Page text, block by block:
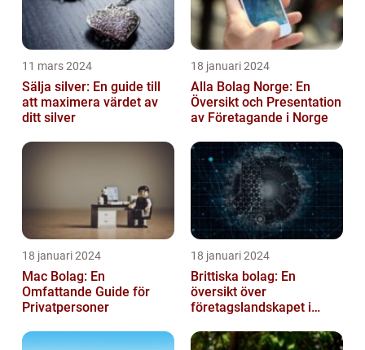
11 mars 2024
Sälja silver: En guide till
att maximera värdet av
ditt silver
18 januari 2024
Alla Bolag Norge: En
Översikt och Presentation
av Företagande i Norge
18 januari 2024
Mac Bolag: En
Omfattande Guide för
Privatpersoner
18 januari 2024
Brittiska bolag: En
översikt över
företagslandskapet i